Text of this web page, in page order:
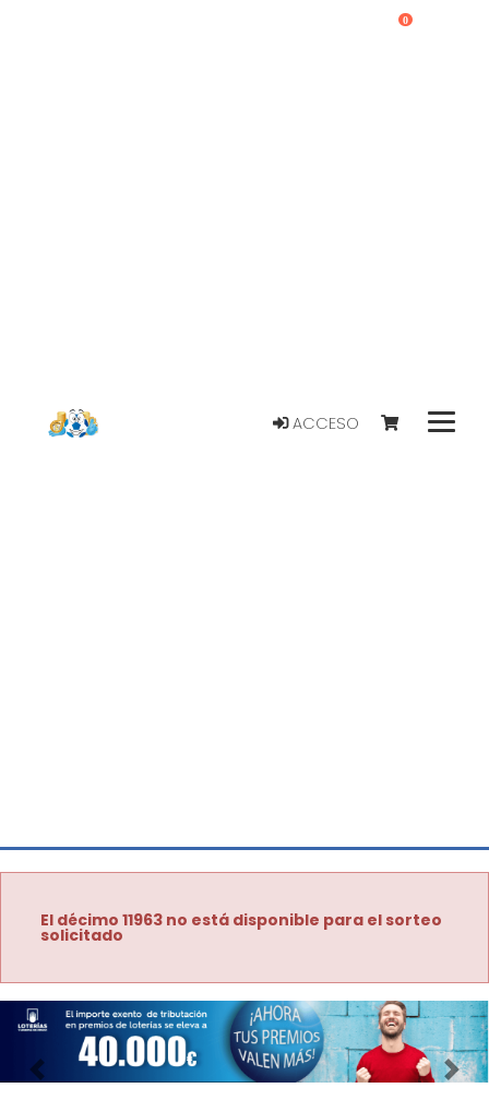
ACCESO
0
El décimo 11963 no está disponible para el sorteo
solicitado
Imagen anterior